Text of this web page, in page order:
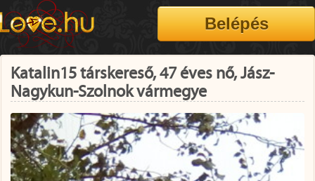
Katalin15 társkereső, 47 éves nő, Jász-
Nagykun-Szolnok vármegye